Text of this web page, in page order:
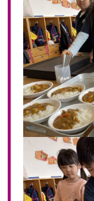
2021年 12月(20)
2021年 11月(19)
2021年 10月(20)
2021年 09月(20)
2021年 08月(22)
2021年 07月(9)